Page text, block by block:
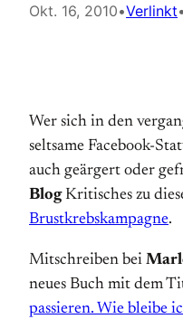
Okt. 16, 2010•Verlinkt•
Wer sich in den
seltsame Facebook-
auch geärgert oder
BlogKritisches zu
Brustkrebskampagne.
Mitschreiben bei
neues Buch mit dem
passieren. Wie bleibe